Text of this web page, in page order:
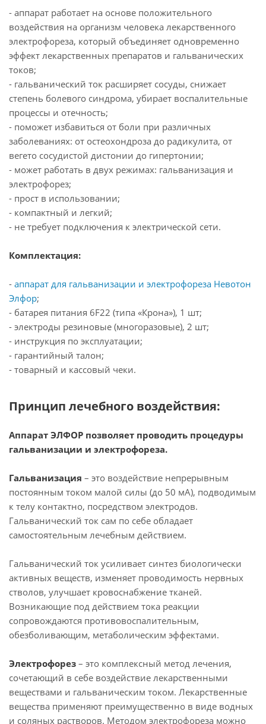
- аппарат работает на основе положительного
воздействия на организм человека лекарственного
электрофореза, который объединяет одновременно
эффект лекарственных препаратов и гальванических
токов;
- гальванический ток расширяет сосуды, снижает
степень болевого синдрома, убирает воспалительные
процессы и отечность;
- поможет избавиться от боли при различных
заболеваниях: от остеохондроза до радикулита, от
вегето сосудистой дистонии до гипертонии;
- может работать в двух режимах: гальванизация и
электрофорез;
- прост в использовании;
- компактный и легкий;
- не требует подключения к электрической сети.
Комплектация:
- аппарат для гальванизации и электрофореза Невотон
Элфор;
- батарея питания 6F22 (типа «Крона»), 1 шт;
- электроды резиновые (многоразовые), 2 шт;
- инструкция по эксплуатации;
- гарантийный талон;
- товарный и кассовый чеки.
Принцип лечебного воздействия:
Аппарат ЭЛФОР позволяет проводить процедуры
гальванизации и электрофореза.
Гальванизация – это воздействие непрерывным
постоянным током малой силы (до 50 мА), подводимым
к телу контактно, посредством электродов.
Гальванический ток сам по себе обладает
самостоятельным лечебным действием.
Гальванический ток усиливает синтез биологически
активных веществ, изменяет проводимость нервных
стволов, улучшает кровоснабжение тканей.
Возникающие под действием тока реакции
сопровождаются противовоспалительным,
обезболивающим, метаболическим эффектами.
Электрофорез – это комплексный метод лечения,
сочетающий в себе воздействие лекарственными
веществами и гальваническим током. Лекарственные
вещества применяют преимущественно в виде водных
и соляных растворов. Методом электрофореза можно